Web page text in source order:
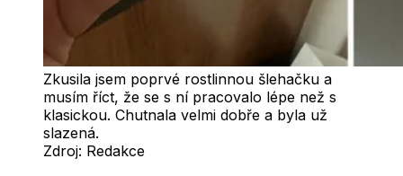
Zkusila jsem poprvé rostlinnou šlehačku a
musím říct, že se s ní pracovalo lépe než s
klasickou. Chutnala velmi dobře a byla už
slazená.
Zdroj: Redakce